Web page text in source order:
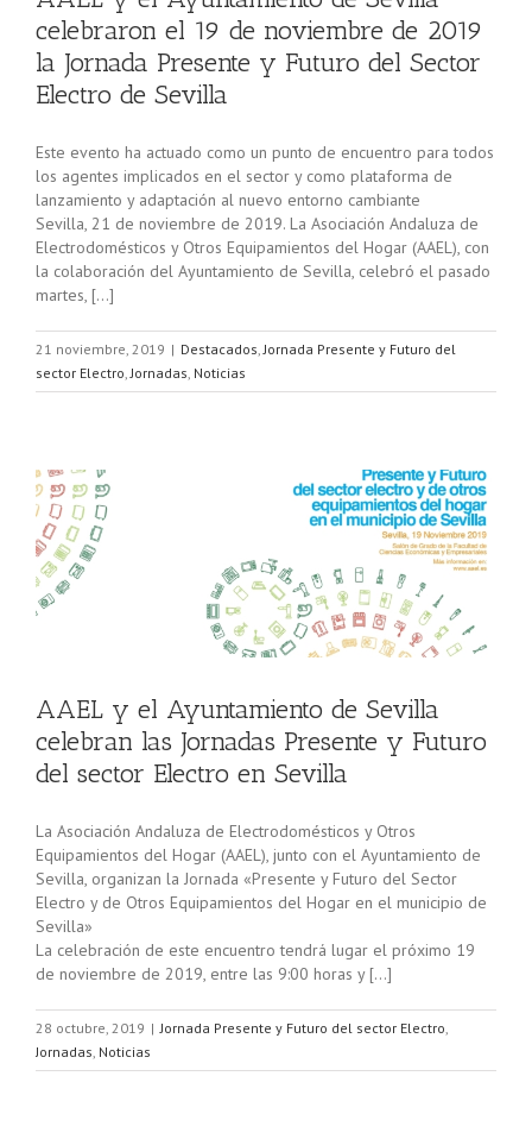
celebraron el 19 de noviembre de 2019
la Jornada Presente y Futuro del Sector
Electro de Sevilla
Este evento ha actuado como un punto de encuentro para todos
los agentes implicados en el sector y como plataforma de
lanzamiento y adaptación al nuevo entorno cambiante
Sevilla, 21 de noviembre de 2019. La Asociación Andaluza de
Electrodomésticos y Otros Equipamientos del Hogar (AAEL), con
la colaboración del Ayuntamiento de Sevilla, celebró el pasado
martes, […]
21 noviembre, 2019 | Destacados Jornada Presente y Futuro del
sector Electro Jornadas Noticias
AAEL y el Ayuntamiento de Sevilla
celebran las Jornadas Presente y Futuro
del sector Electro en Sevilla
La Asociación Andaluza de Electrodomésticos y Otros
Equipamientos del Hogar (AAEL), junto con el Ayuntamiento de
Sevilla, organizan la Jornada «Presente y Futuro del Sector
Electro y de Otros Equipamientos del Hogar en el municipio de
Sevilla»
La celebración de este encuentro tendrá lugar el próximo 19
de noviembre de 2019, entre las 9:00 horas y […]
28 octubre, 2019 | Jornada Presente y Futuro del sector Electro
Jornadas Noticias